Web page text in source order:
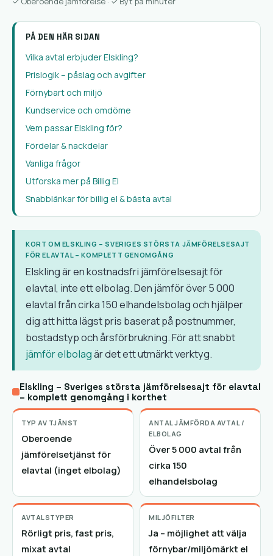
PÅ DEN HÄR SIDAN
Vilka avtal erbjuder Elskling?
Prislogik – påslag och avgifter
Förnybart och miljö
Kundservice och omdöme
Vem passar Elskling för?
Fördelar & nackdelar
Vanliga frågor
Utforska mer på Billig El
Snabblänkar för billig el & bästa avtal
KORT OM ELSKLING – SVERIGES STÖRSTA JÄMFÖRELSESAJT
FÖR ELAVTAL – KOMPLETT GENOMGÅNG
Elskling är en kostnadsfri jämförelsesajt för
elavtal, inte ett elbolag. Den jämför över 5 000
elavtal från cirka 150 elhandelsbolag och hjälper
dig att hitta lägst pris baserat på postnummer,
bostadstyp och årsförbrukning. För att snabbt
jämför elbolagär det ett utmärkt verktyg.
Elskling – Sveriges största jämförelsesajt för elavtal
– komplett genomgång i korthet
TYP AV TJÄNST
Oberoende
jämförelsetjänst för
elavtal (inget elbolag)
ANTAL JÄMFÖRDA AVTAL /
ELBOLAG
Över 5 000 avtal från
cirka 150
elhandelsbolag
AVTALSTYPER
Rörligt pris, fast pris,
mixat avtal
MILJÖFILTER
Ja – möjlighet att välja
förnybar/miljömärkt el